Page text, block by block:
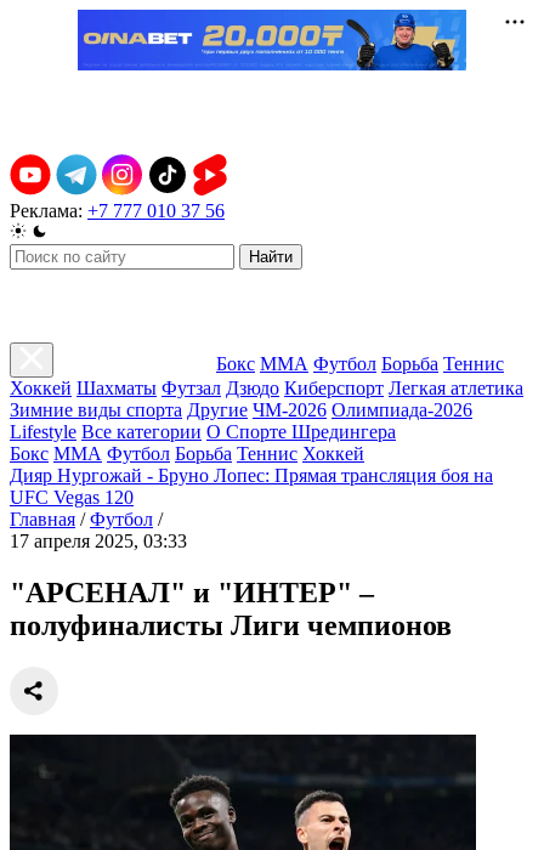
Реклама: +7 777 010 37 56
Найти
Бокс ММА Футбол Борьба Теннис
Хоккей Шахматы Футзал Дзюдо Киберспорт Легкая атлетика
Зимние виды спорта Другие ЧМ-2026 Олимпиада-2026
Lifestyle Все категории О Спорте Шредингера
Бокс ММА Футбол Борьба Теннис Хоккей
Дияр Нургожай - Бруно Лопес: Прямая трансляция боя на
UFC Vegas 120
Главная / Футбол /
17 апреля 2025, 03:33
"АРСЕНАЛ" и "ИНТЕР" –
полуфиналисты Лиги чемпионов